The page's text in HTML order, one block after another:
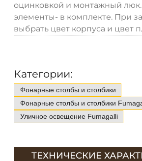
оцинковкой и монтажный
элементы- в комплекте. При
выбрать цвет корпуса и цвет
Категории:
Фонарные столбы и столбики
Фонарные столбы и столбики
Уличное освещение Fumagalli
ТЕХНИЧЕСКИЕ